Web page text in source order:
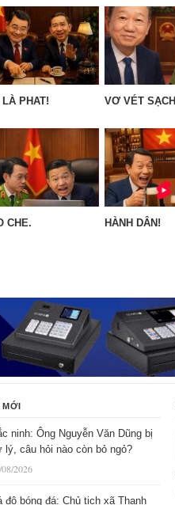
PHAT! VƠ VÉT SẠCH
CHE. HÀNH DÂN!
ninh: Ông Nguyễn Văn Dũng bị
lý, câu hỏi nào còn bỏ ngỏ?
2026
độ bóng đá: Chủ tịch xã Thanh